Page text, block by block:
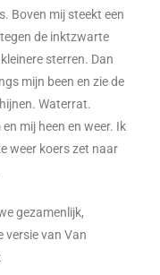
Boven mij steekt een
de inktzwarte
sterren. Dan
mijn been en zie de
Waterrat.
mij heen en weer. Ik
weer koers zet naar
gezamenlijk,
versie van Van